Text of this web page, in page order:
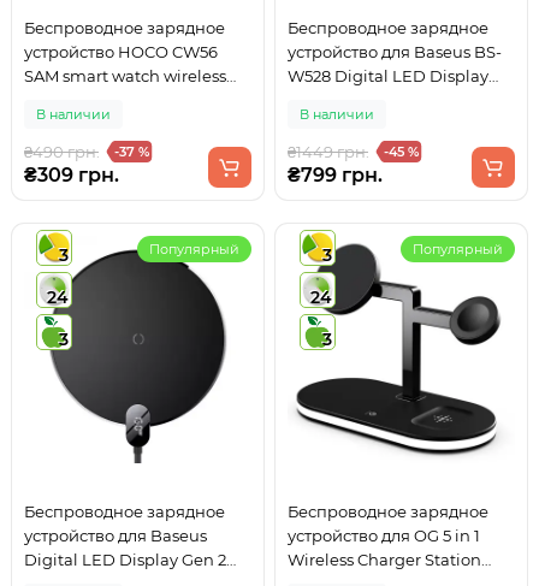
Беспроводное зарядное
устройство HOCO CW56
SAM smart watch wireless
В наличии
₴490 грн. -37 %
₴309 грн.
Беспроводное зарядное
устройство для Baseus BS-
W528 Digital LED Display
(WXSX010101)
В наличии
₴1449 грн. -45 %
₴799 грн.
3
24
3
Популярный
Беспроводное зарядное
устройство для Baseus
Digital LED Display Gen 2
3
24
3
Популярный
Беспроводное зарядное
устройство для OG 5 in 1
Wireless Charger Station